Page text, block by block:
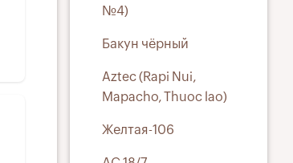
№4)
Бакун чёрный
Aztec (Rapi Nui,
Mapacho, Thuoc lao)
Желтая-106